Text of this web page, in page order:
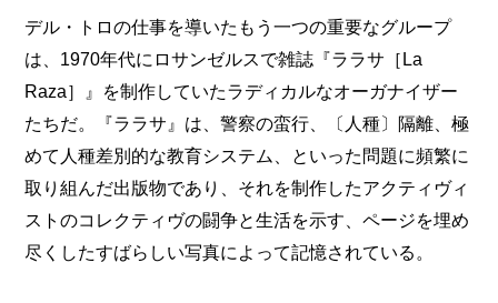
デル・トロの仕事を導いたもう一つの重要なグループ
は、1970年代にロサンゼルスで雑誌『ララサ［La
Raza］』を制作していたラディカルなオーガナイザー
たちだ。『ララサ』は、警察の蛮行、〔人種〕隔離、極
めて人種差別的な教育システム、といった問題に頻繁に
取り組んだ出版物であり、それを制作したアクティヴィ
ストのコレクティヴの闘争と生活を示す、ページを埋め
尽くしたすばらしい写真によって記憶されている。